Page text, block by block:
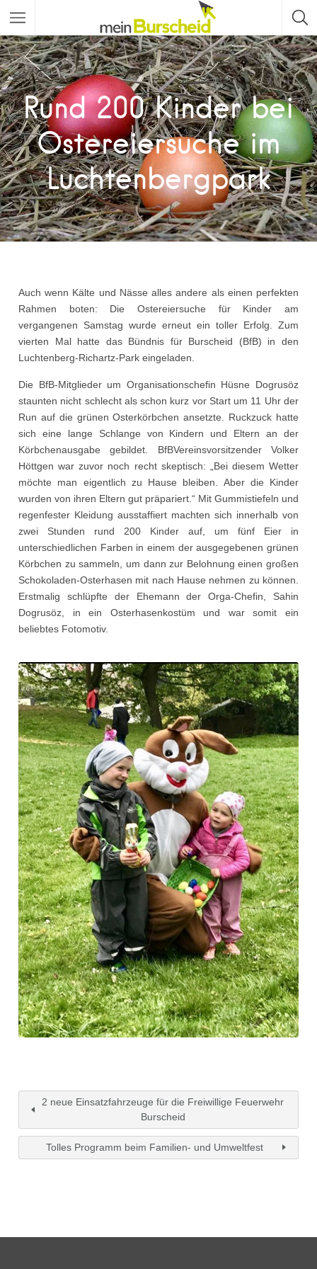
Rund 200 Kinder bei
Ostereiersuche im
Luchtenbergpark
Auch wenn Kälte und Nässe alles andere als einen perfekten
Rahmen boten: Die Ostereiersuche für Kinder am
vergangenen Samstag wurde erneut ein toller Erfolg. Zum
vierten Mal hatte das Bündnis für Burscheid (BfB) in den
Luchtenberg-Richartz-Park eingeladen.
Die BfB-Mitglieder um Organisationschefin Hüsne Dogrusöz
staunten nicht schlecht als schon kurz vor Start um 11 Uhr der
Run auf die grünen Osterkörbchen ansetzte. Ruckzuck hatte
sich eine lange Schlange von Kindern und Eltern an der
Körbchenausgabe gebildet. BfBVereinsvorsitzender Volker
Höttgen war zuvor noch recht skeptisch: „Bei diesem Wetter
möchte man eigentlich zu Hause bleiben. Aber die Kinder
wurden von ihren Eltern gut präpariert.“ Mit Gummistiefeln und
regenfester Kleidung ausstaffiert machten sich innerhalb von
zwei Stunden rund 200 Kinder auf, um fünf Eier in
unterschiedlichen Farben in einem der ausgegebenen grünen
Körbchen zu sammeln, um dann zur Belohnung einen großen
Schokoladen-Osterhasen mit nach Hause nehmen zu können.
Erstmalig schlüpfte der Ehemann der Orga-Chefin, Sahin
Dogrusöz, in ein Osterhasenkostüm und war somit ein
beliebtes Fotomotiv.
2 neue Einsatzfahrzeuge für die Freiwillige Feuerwehr
Burscheid
Tolles Programm beim Familien- und Umweltfest